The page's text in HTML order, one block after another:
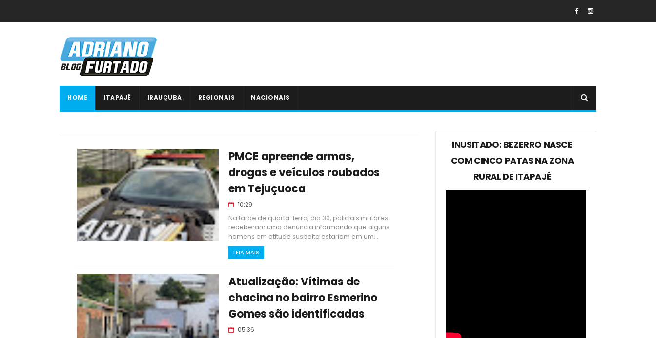
HOME ITAPAJÉ IRAUÇUBA REGIONAIS NACIONAIS
PMCE apreende armas,
drogas e veículos roubados
em Tejuçuoca
10:29
Na tarde de quarta-feira, dia 30, policiais militares
receberam uma denúncia informando que alguns
homens em atitude suspeita estariam em um...
LEIA MAIS
Atualização: Vítimas de
chacina no bairro Esmerino
Gomes são identificadas
05:36
INUSITADO: BEZERRO NASCE
COM CINCO PATAS NA ZONA
RURAL DE ITAPAJÉ